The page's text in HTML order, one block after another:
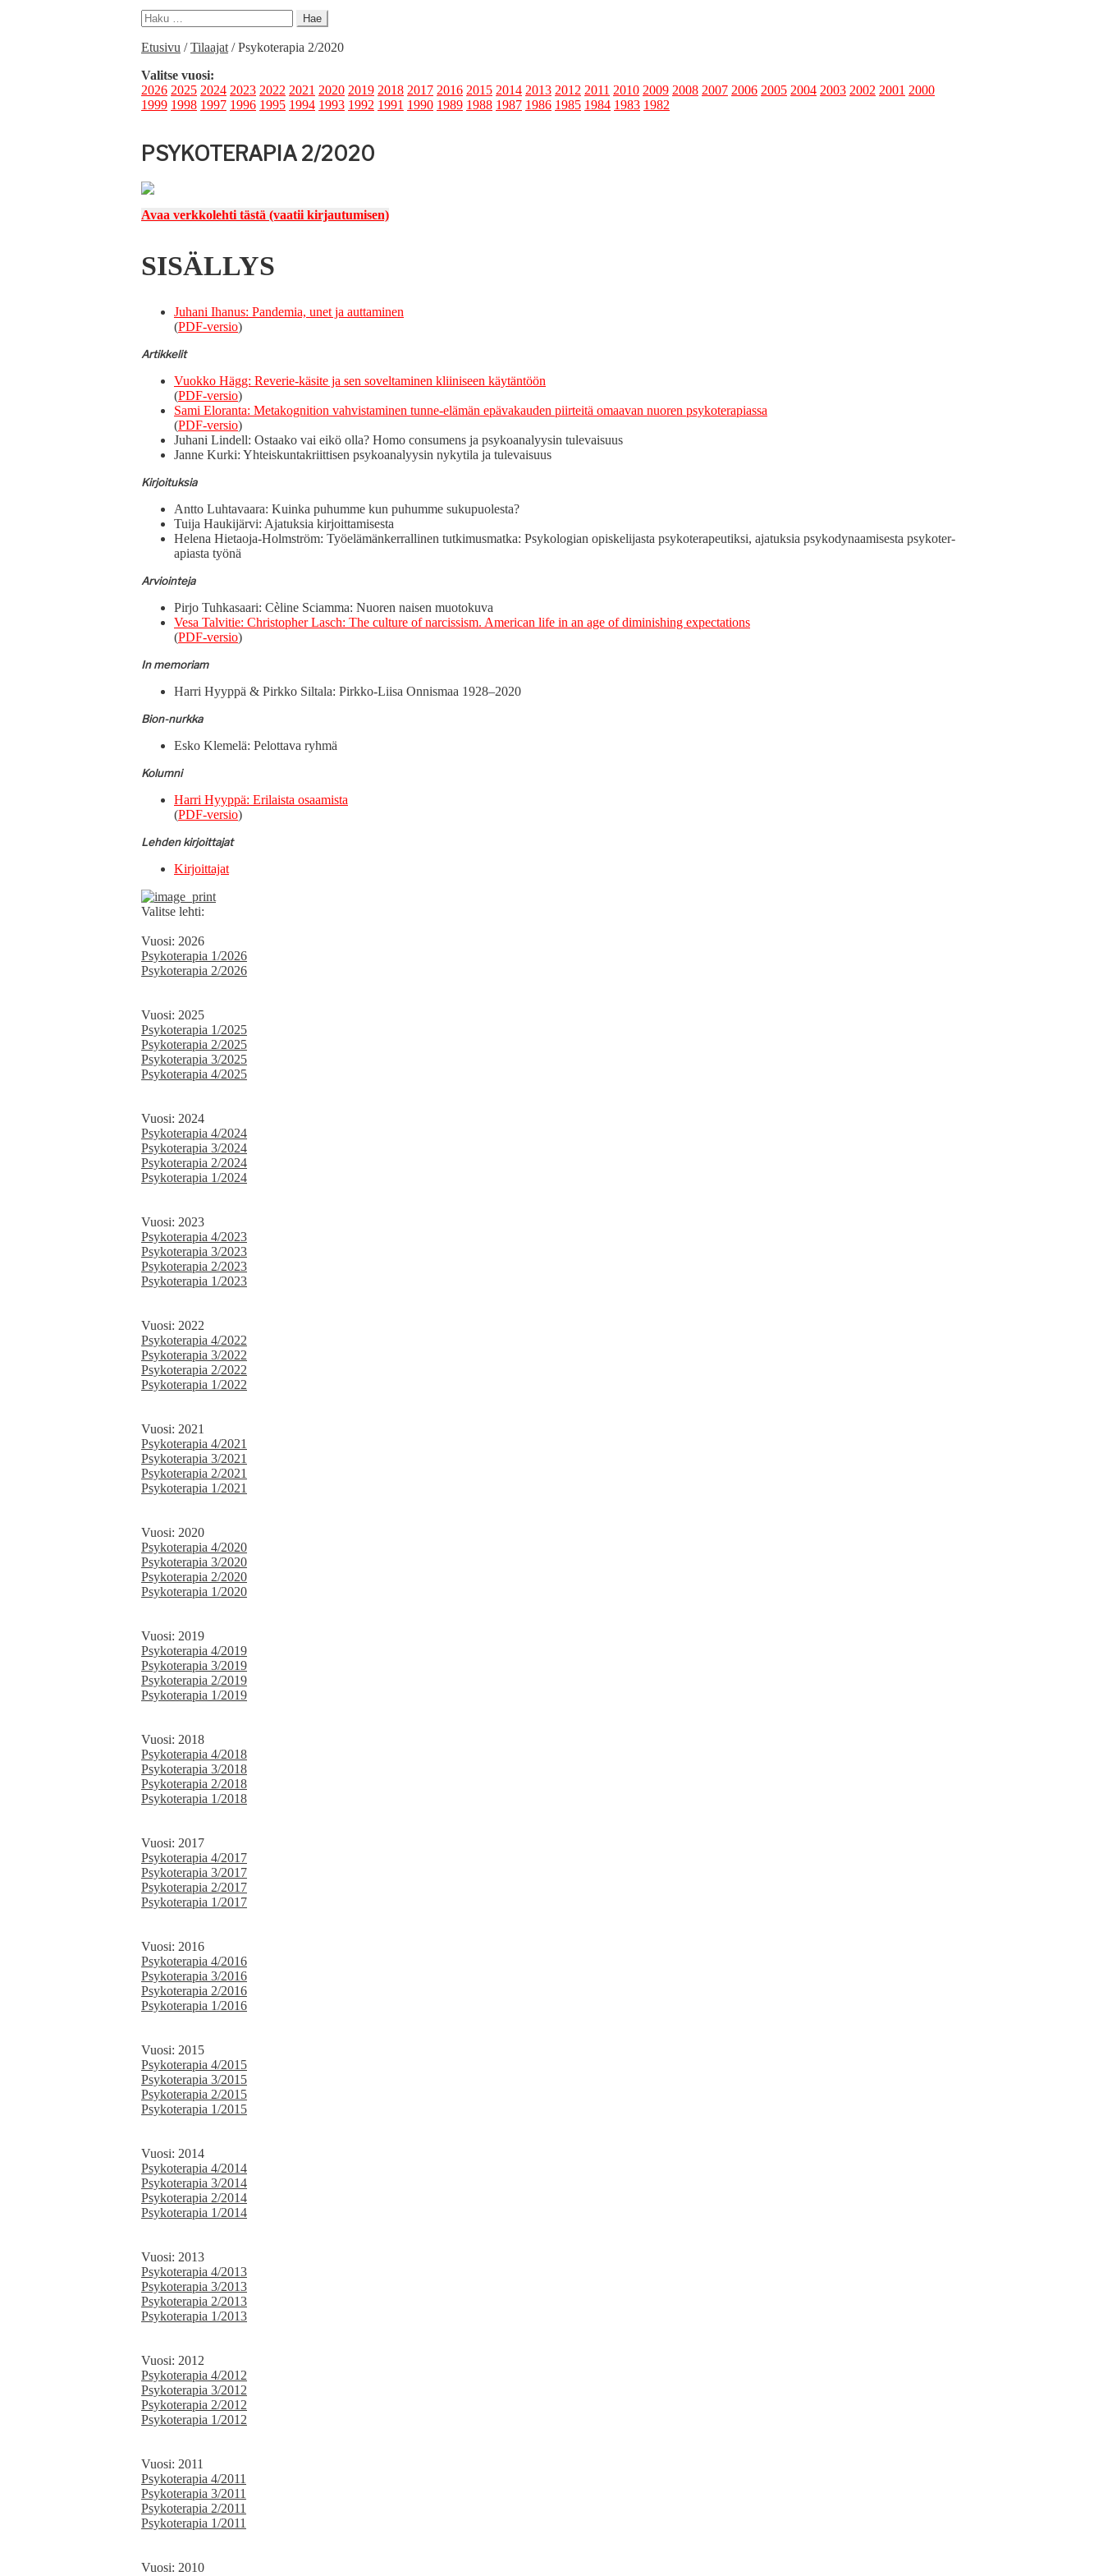
Haku:
Etusivu /Tilaajat /Psykoterapia 2/2020
Valitse vuosi:
2026 2025 2024 2023 2022 2021 2020 2019 2018 2017 2016 2015 2014 2013 2012 2011 2010 2009 2008 2007 2006 2005 2004 2003 2002 2001 2000
1999 1998 1997 1996 1995 1994 1993 1992 1991 1990 1989 1988 1987 1986 1985 1984 1983 1982
PSYKOTERAPIA 2/2020
Avaa verkkole­hti tästä (vaatii kir­jau­tu­misen)
SISÄLLYS
Juhani Ihanus: Pan­demia, unet ja aut­ta­mi­nen
(PDF-ver­sio)
Artikke­lit
Vuokko Hägg: Rever­ie-käsite ja sen sovelt­a­mi­nen kli­iniseen käytän­töön
(PDF-ver­sio)
Sami Elo­ran­ta: Metakog­ni­tion vahvis­t­a­mi­nen tunne-elämän epä­vakau­den piirteitä omaa­van nuoren psykoter­api­as­sa
(PDF-ver­sio)
Juhani Lin­dell: Ostaako vai eikö olla? Homo con­sumens ja psyko­ana­lyysin tulevaisuus
Janne Kur­ki: Yhteiskun­takri­it­tisen psyko­ana­lyysin nykyti­la ja tulevaisuus
Kir­joituk­sia
Ant­to Luh­tavaara: Kuin­ka puhumme kun puhumme sukupuolesta?
Tui­ja Hauk­i­järvi: Ajatuk­sia kirjoittamisesta
Hele­na Hietao­ja-Holm­ström: Työelämänker­ralli­nen tutkimus­mat­ka: Psykolo­gian opiske­li­jas­ta psykoter­apeu­tik­si, ajatuk­sia psyko­dy­naamis­es­ta psykoter­
api­as­ta työnä
Arvioin­te­ja
Pir­jo Tuhkasaari: Cèline Sci­amma: Nuoren naisen muotokuva
Vesa Talvi­tie: Christo­pher Lasch: The cul­ture of nar­cis­sism. Amer­i­can life in an age of dimin­ish­ing expec­ta­tions
(PDF-ver­sio)
In memo­ri­am
Har­ri Hyyp­pä & Pirkko Sil­ta­la: Pirkko-Liisa Onnis­maa 1928–2020
Bion-nurk­ka
Esko Klemelä: Pelot­ta­va ryhmä
Kolum­ni
Har­ri Hyyp­pä: Eri­laista osaamista
(PDF-ver­sio)
Lehden kir­joit­ta­jat
Kir­joit­ta­jat
Valitse lehti:
Vuosi: 2026
Psykoterapia 1/2026
Psykoterapia 2/2026
Vuosi: 2025
Psykoterapia 1/2025
Psykoterapia 2/2025
Psykoterapia 3/2025
Psykoterapia 4/2025
Vuosi: 2024
Psykoterapia 4/2024
Psykoterapia 3/2024
Psykoterapia 2/2024
Psykoterapia 1/2024
Vuosi: 2023
Psykoterapia 4/2023
Psykoterapia 3/2023
Psykoterapia 2/2023
Psykoterapia 1/2023
Vuosi: 2022
Psykoterapia 4/2022
Psykoterapia 3/2022
Psykoterapia 2/2022
Psykoterapia 1/2022
Vuosi: 2021
Psykoterapia 4/2021
Psykoterapia 3/2021
Psykoterapia 2/2021
Psykoterapia 1/2021
Vuosi: 2020
Psykoterapia 4/2020
Psykoterapia 3/2020
Psykoterapia 2/2020
Psykoterapia 1/2020
Vuosi: 2019
Psykoterapia 4/2019
Psykoterapia 3/2019
Psykoterapia 2/2019
Psykoterapia 1/2019
Vuosi: 2018
Psykoterapia 4/2018
Psykoterapia 3/2018
Psykoterapia 2/2018
Psykoterapia 1/2018
Vuosi: 2017
Psykoterapia 4/2017
Psykoterapia 3/2017
Psykoterapia 2/2017
Psykoterapia 1/2017
Vuosi: 2016
Psykoterapia 4/2016
Psykoterapia 3/2016
Psykoterapia 2/2016
Psykoterapia 1/2016
Vuosi: 2015
Psykoterapia 4/2015
Psykoterapia 3/2015
Psykoterapia 2/2015
Psykoterapia 1/2015
Vuosi: 2014
Psykoterapia 4/2014
Psykoterapia 3/2014
Psykoterapia 2/2014
Psykoterapia 1/2014
Vuosi: 2013
Psykoterapia 4/2013
Psykoterapia 3/2013
Psykoterapia 2/2013
Psykoterapia 1/2013
Vuosi: 2012
Psykoterapia 4/2012
Psykoterapia 3/2012
Psykoterapia 2/2012
Psykoterapia 1/2012
Vuosi: 2011
Psykoterapia 4/2011
Psykoterapia 3/2011
Psykoterapia 2/2011
Psykoterapia 1/2011
Vuosi: 2010